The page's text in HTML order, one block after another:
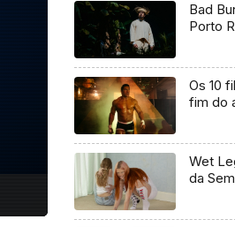
Bad
Porto
Os 10
fim do
Wet
da